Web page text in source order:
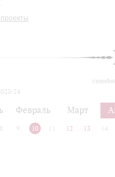
24
Февраль Март
8 9 10 12 13 14